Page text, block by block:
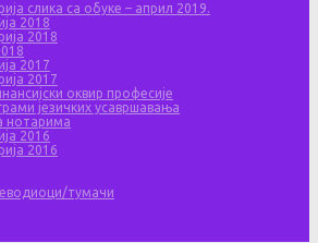
слика са обуке – април 2019.
2018
2018
2017
2017
оквир професије
језичких усавршавања
нотарима
2016
2016
тумачи